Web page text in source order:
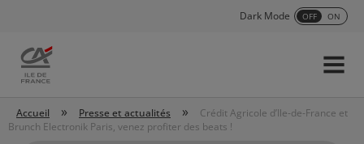
Dark Mode OFF ON
Accueil
Menu
Accueil » Presse et actualités »
Crédit Agricole d’Ile-de-France et
Brunch Electronik Paris, venez profiter des beats !